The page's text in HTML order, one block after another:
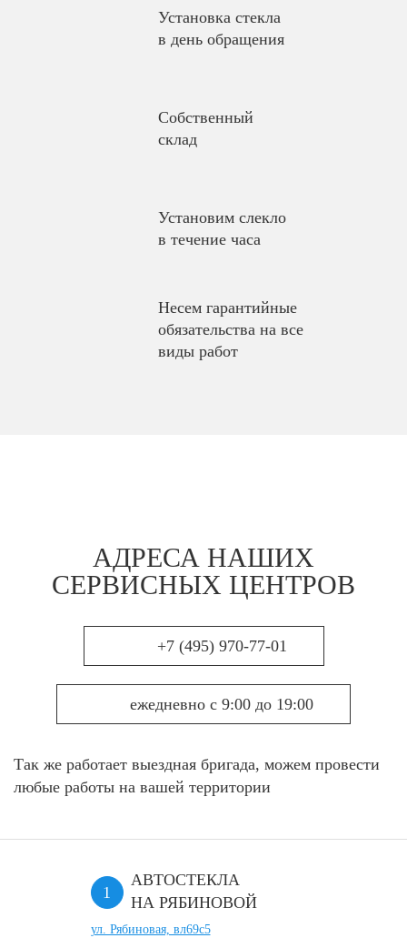
Установка стекла
в день обращения
Собственный
склад
Установим слекло
в течение часа
Несем гарантийные
обязательства на все
виды работ
АДРЕСА НАШИХ
СЕРВИСНЫХ ЦЕНТРОВ
+7 (495) 970-77-01
ежедневно с 9:00 до 19:00
Так же работает выездная бригада, можем провести
любые работы на вашей территории
АВТОСТЕКЛА
НА РЯБИНОВОЙ
ул. Рябиновая, вл69с5